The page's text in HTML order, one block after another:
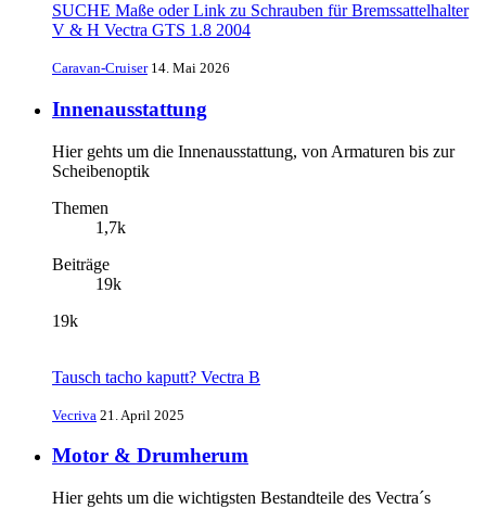
SUCHE Maße oder Link zu Schrauben für Bremssattelhalter
V & H Vectra GTS 1.8 2004
Caravan-Cruiser 14. Mai 2026
Innenausstattung
Hier gehts um die Innenausstattung, von Armaturen bis zur
Scheibenoptik
Themen
1,7k
Beiträge
19k
19k
Tausch tacho kaputt? Vectra B
Vecriva 21. April 2025
Motor & Drumherum
Hier gehts um die wichtigsten Bestandteile des Vectra´s